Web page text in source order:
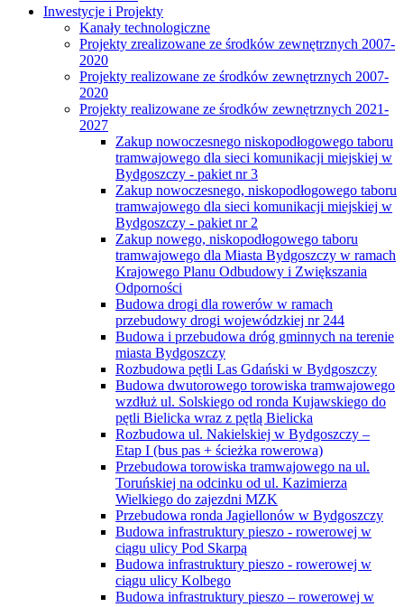
Inwestycje i Projekty
Kanały technologiczne
Projekty zrealizowane ze środków zewnętrznych 2007-
2020
Projekty realizowane ze środków zewnętrznych 2007-
2020
Projekty realizowane ze środków zewnętrznych 2021-
2027
Zakup nowoczesnego niskopodłogowego taboru
tramwajowego dla sieci komunikacji miejskiej w
Bydgoszczy - pakiet nr 3
Zakup nowoczesnego, niskopodłogowego taboru
tramwajowego dla sieci komunikacji miejskiej w
Bydgoszczy - pakiet nr 2
Zakup nowego, niskopodłogowego taboru
tramwajowego dla Miasta Bydgoszczy w ramach
Krajowego Planu Odbudowy i Zwiększania
Odporności
Budowa drogi dla rowerów w ramach
przebudowy drogi wojewódzkiej nr 244
Budowa i przebudowa dróg gminnych na terenie
miasta Bydgoszczy
Rozbudowa pętli Las Gdański w Bydgoszczy
Budowa dwutorowego torowiska tramwajowego
wzdłuż ul. Solskiego od ronda Kujawskiego do
pętli Bielicka wraz z pętlą Bielicka
Rozbudowa ul. Nakielskiej w Bydgoszczy –
Etap I (bus pas + ścieżka rowerowa)
Przebudowa torowiska tramwajowego na ul.
Toruńskiej na odcinku od ul. Kazimierza
Wielkiego do zajezdni MZK
Przebudowa ronda Jagiellonów w Bydgoszczy
Budowa infrastruktury pieszo - rowerowej w
ciągu ulicy Pod Skarpą
Budowa infrastruktury pieszo - rowerowej w
ciągu ulicy Kolbego
Budowa infrastruktury pieszo – rowerowej w